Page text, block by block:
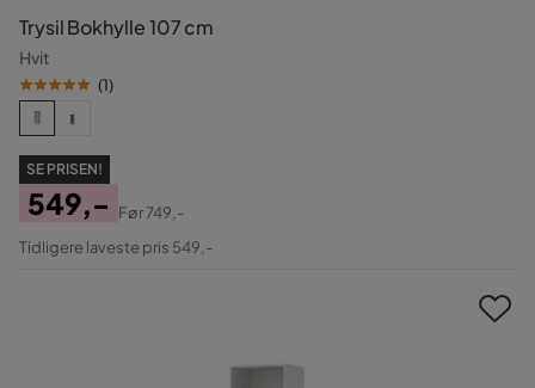
Trysil Bokhylle 107 cm
Hvit
(1)
SE PRISEN!
Pris
549,-
Original
Før749,-
Tidligere laveste pris 549,-